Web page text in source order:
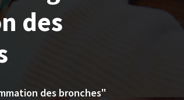
des
des bronches"